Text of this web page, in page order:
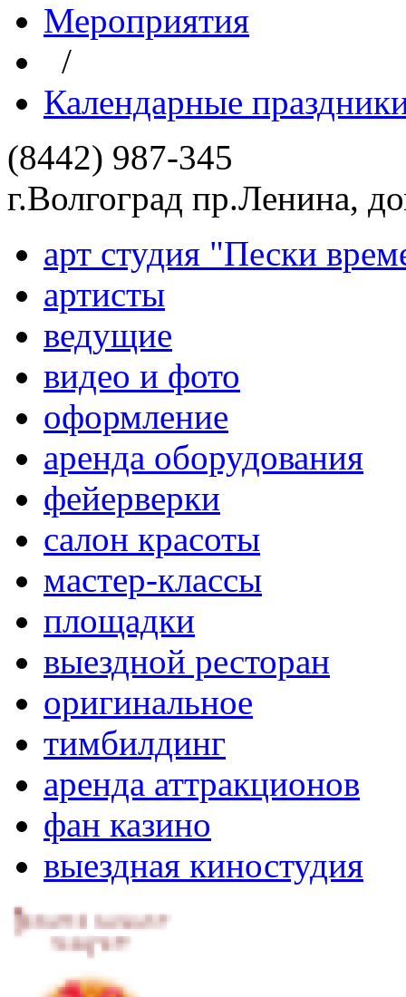
Мероприятия
/
Календарные
(8442) 987-345
г.Волгоград пр.Ленина,
арт студия "Пески
артисты
ведущие
видео и фото
оформление
аренда оборудования
фейерверки
салон красоты
мастер-классы
площадки
выездной ресторан
оригинальное
тимбилдинг
аренда аттракционов
фан казино
выездная киностудия